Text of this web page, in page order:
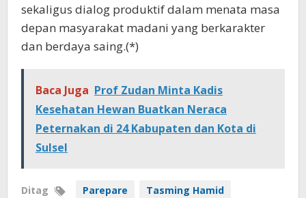
sekaligus dialog produktif dalam menata masa
depan masyarakat madani yang berkarakter
dan berdaya saing.(*)
Baca Juga Prof Zudan Minta Kadis
Kesehatan Hewan Buatkan Neraca
Peternakan di 24 Kabupaten dan Kota di
Sulsel
Ditag Parepare Tasming Hamid